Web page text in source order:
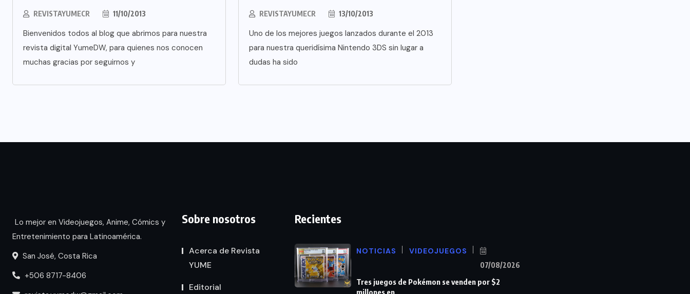
REVISTAYUMECR 11/10/2013
Bienvenidos todos al blog que abrimos para nuestra
revista digital YumeDW, para quienes nos conocen
muchas gracias por seguirnos y
REVISTAYUMECR 13/10/2013
Uno de los mejores juegos lanzados durante el 2013
para nuestra queridísima Nintendo 3DS sin lugar a
dudas ha sido
Lo mejor en Videojuegos, Anime, Cómics y
Entretenimiento para Latinoamérica.
San José, Costa Rica
+506 8717-8406
Sobre nosotros
Acerca de Revista
YUME
Editorial
Recientes
NOTICIAS VIDEOJUEGOS
07/08/2026
Tres juegos de Pokémon se venden por $2
millones en